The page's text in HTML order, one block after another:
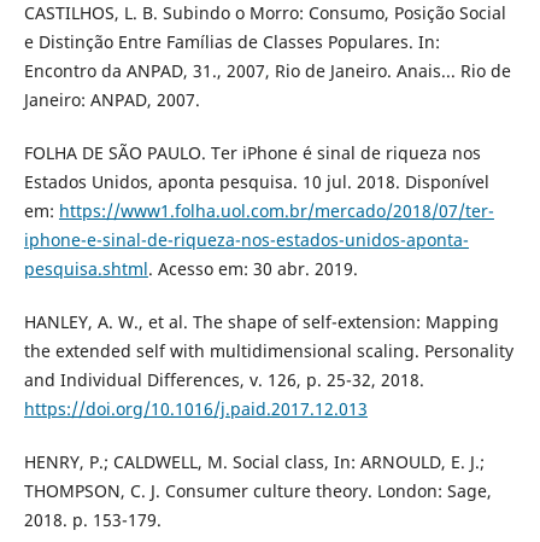
CASTILHOS, L. B. Subindo o Morro: Consumo, Posição Social
e Distinção Entre Famílias de Classes Populares. In:
Encontro da ANPAD, 31., 2007, Rio de Janeiro. Anais... Rio de
Janeiro: ANPAD, 2007.
FOLHA DE SÃO PAULO. Ter iPhone é sinal de riqueza nos
Estados Unidos, aponta pesquisa. 10 jul. 2018. Disponível
em: https://www1.folha.uol.com.br/mercado/2018/07/ter-
iphone-e-sinal-de-riqueza-nos-estados-unidos-aponta-
pesquisa.shtml. Acesso em: 30 abr. 2019.
HANLEY, A. W., et al. The shape of self-extension: Mapping
the extended self with multidimensional scaling. Personality
and Individual Differences, v. 126, p. 25-32, 2018.
https://doi.org/10.1016/j.paid.2017.12.013
HENRY, P.; CALDWELL, M. Social class, In: ARNOULD, E. J.;
THOMPSON, C. J. Consumer culture theory. London: Sage,
2018. p. 153-179.